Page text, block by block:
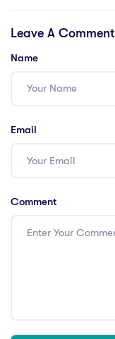
de votre équipe
Leave A Comment
Name
Email
Comment